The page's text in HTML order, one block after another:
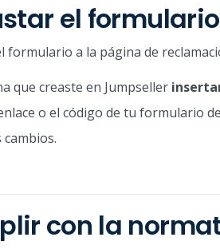
el
formulario a la página de
que creaste en Jumpseller
o el código de tu formulario
con la